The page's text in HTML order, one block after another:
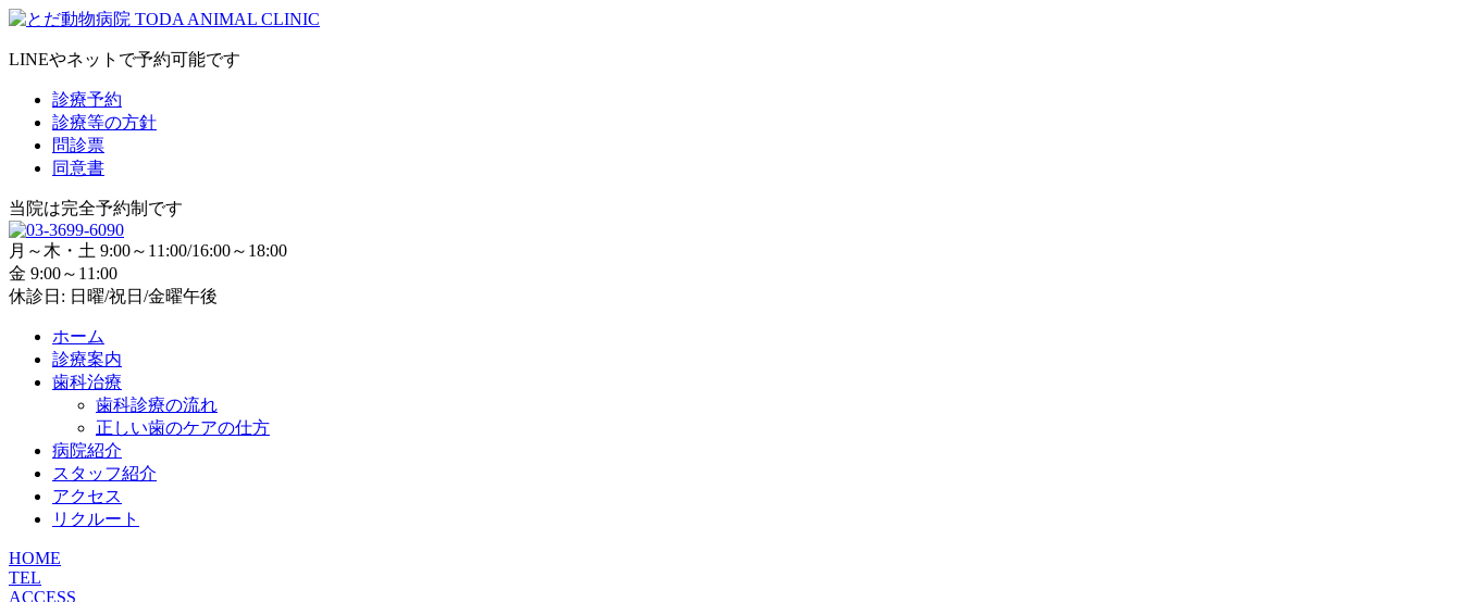
LINEやネットで予約可能です
診療予約
診療等の方針
問診票
同意書
当院は完全予約制です
月～木・土 9:00～11:00/16:00～18:00
金 9:00～11:00
休診日: 日曜/祝日/金曜午後
ホーム
診療案内
歯科治療
歯科診療の流れ
正しい歯のケアの仕方
病院紹介
スタッフ紹介
アクセス
リクルート
HOME
TEL
ACCESS